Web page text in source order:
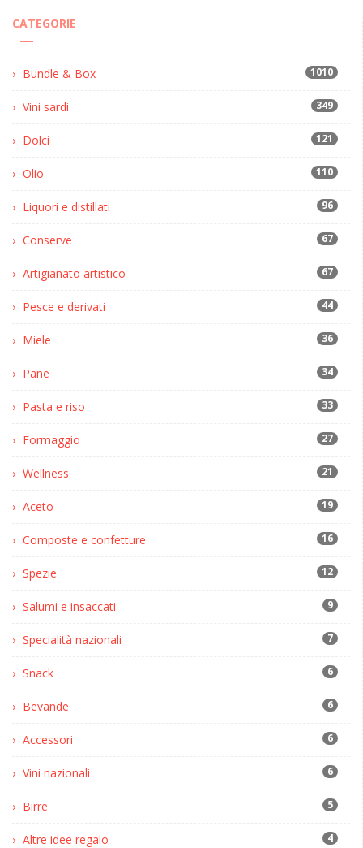
CATEGORIE
Bundle & Box 1010
Vini sardi 349
Dolci 121
Olio 110
Liquori e distillati 96
Conserve 67
Artigianato artistico 67
Pesce e derivati 44
Miele 36
Pane 34
Pasta e riso 33
Formaggio 27
Wellness 21
Aceto 19
Composte e confetture 16
Spezie 12
Salumi e insaccati 9
Specialità nazionali 7
Snack 6
Bevande 6
Accessori 6
Vini nazionali 6
Birre 5
Altre idee regalo 4